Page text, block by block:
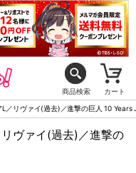
商品検索 カート
／リヴァイ(過去)／進撃の巨人 10 Years
ヴァイ(過去)／進撃の